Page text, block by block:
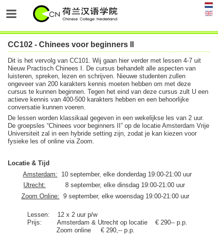
CC102 - Chinees voor beginners II
Dit is het vervolg van CC101. Wij gaan hier verder met lessen 4-7 uit
Nieuw Practisch Chinees I. De cursus behandelt alle aspecten van
luisteren, spreken, lezen en schrijven. Nieuwe studenten zullen
ongeveer van 200 karakters kennis moeten hebben om met deze
cursus te kunnen beginnen. Tegen het eind van deze cursus zult U een
actieve kennis van 400-500 karakters hebben en een behoorlijke
conversatie kunnen voeren.
De lessen worden klassikaal gegeven in een wekelijkse les van 2 uur.
De groepsles “Chinees voor beginners II” op de locatie Amsterdam Vrije
Universiteit zal in een hybride setting zijn, zodat je kan kiezen voor
fysieke les of online via Zoom.
Locatie & Tijd
Amsterdam: 10 september, elke donderdag 19:00-21:00 uur
Utrecht: 8 september, elke dinsdag 19:00-21:00 uur
Zoom Online: 9 september, elke woensdag 19:00-21:00 uur
Lessen: 12 x 2 uur p/w
Prijs: Amsterdam & Utrecht op locatie € 290-- p.p.
Zoom online € 290,-- p.p.